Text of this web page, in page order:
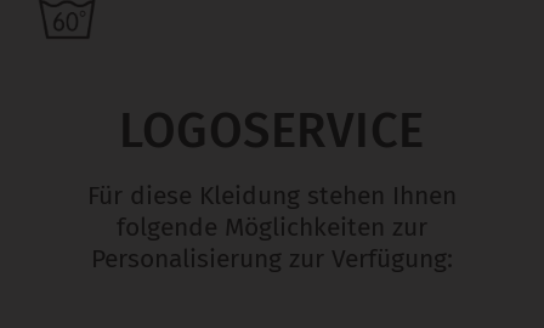
LOGOSERVICE
Für diese Kleidung stehen Ihnen
folgende Möglichkeiten zur
Personalisierung zur Verfügung: